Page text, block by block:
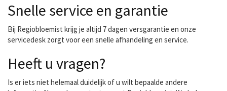
Snelle service en garantie
Bij Regiobloemist krijg je altijd 7 dagen versgarantie en onze
servicedesk zorgt voor een snelle afhandeling en service.
Heeft u vragen?
Is er iets niet helemaal duidelijk of u wilt bepaalde andere